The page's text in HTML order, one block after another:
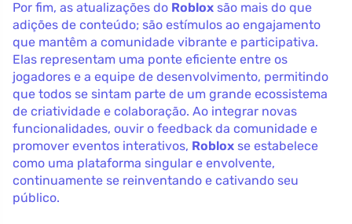
Por fim, as atualizações do Roblox são mais do que
adições de conteúdo; são estímulos ao engajamento
que mantêm a comunidade vibrante e participativa.
Elas representam uma ponte eficiente entre os
jogadores e a equipe de desenvolvimento, permitindo
que todos se sintam parte de um grande ecossistema
de criatividade e colaboração. Ao integrar novas
funcionalidades, ouvir o feedback da comunidade e
promover eventos interativos, Roblox se estabelece
como uma plataforma singular e envolvente,
continuamente se reinventando e cativando seu
público.